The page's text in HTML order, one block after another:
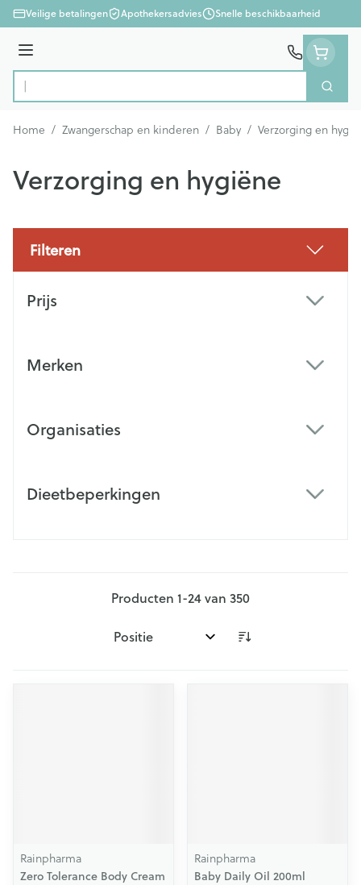
Ga naar de inhoud
Veilige betalingen Apothekersadvies Snelle beschikbaarheid
Menu
Product, merk, categorie...
Zoek
Home / Zwangerschap en kinderen / Baby / Verzorging en
Verzorging en hygiëne
Filteren
Prijs
Merken
Organisaties
Dieetbeperkingen
Producten 1-24van 350
Sorteer op:
Rainpharma
Zero Tolerance Body Cream
Rainpharma
Baby Daily Oil 200ml